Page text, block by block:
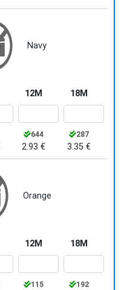
Navy
12M
644
2.93 €
18M
287
3.35 €
Orange
12M
115
18M
192